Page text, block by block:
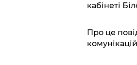
кабінеті
Про це